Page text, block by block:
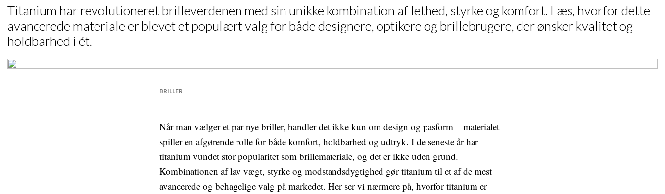
Titanium har revolutioneret brilleverdenen med sin unikke kombination af lethed, styrke og komfort. Læs, hvorfor dette
avancerede materiale er blevet et populært valg for både designere, optikere og brillebrugere, der ønsker kvalitet og
holdbarhed i ét.
BRILLER
Når man vælger et par nye briller, handler det ikke kun om design og pasform – materialet
spiller en afgørende rolle for både komfort, holdbarhed og udtryk. I de seneste år har
titanium vundet stor popularitet som brillemateriale, og det er ikke uden grund.
Kombinationen af lav vægt, styrke og modstandsdygtighed gør titanium til et af de mest
avancerede og behagelige valg på markedet. Her ser vi nærmere på, hvorfor titanium er